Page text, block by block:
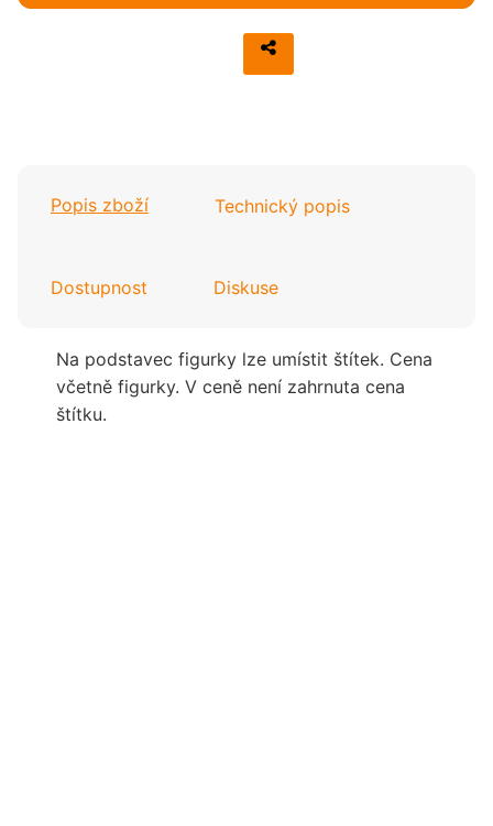
Popis zboží Technický popis
Dostupnost Diskuse
Na podstavec figurky lze umístit štítek. Cena
včetně figurky. V ceně není zahrnuta cena
štítku.